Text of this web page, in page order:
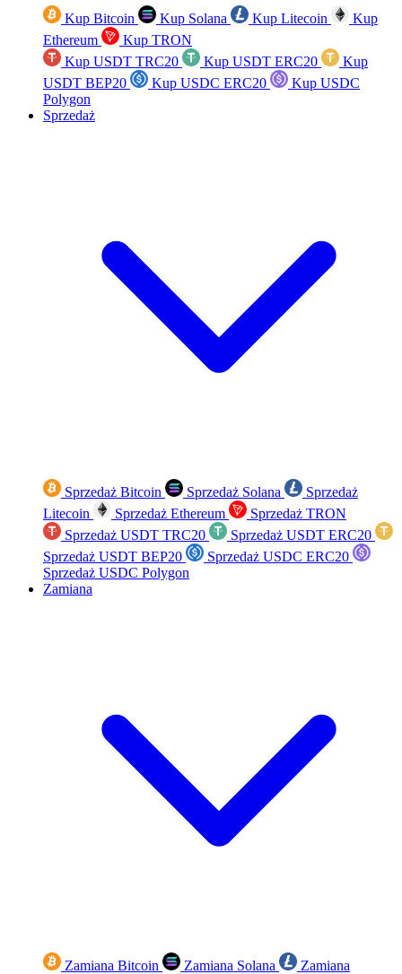
Kup Bitcoin Kup Solana Kup Litecoin
Kup
Ethereum
Kup TRON
Kup USDT TRC20
Kup USDT ERC20
Kup
USDT BEP20
Kup USDC ERC20
Kup USDC
Polygon
Sprzedaż
Sprzedaż Bitcoin Sprzedaż Solana
Sprzedaż
Litecoin
Sprzedaż Ethereum
Sprzedaż TRON
Sprzedaż USDT TRC20
Sprzedaż USDT ERC20
Sprzedaż USDT BEP20
Sprzedaż USDC ERC20
Sprzedaż USDC Polygon
Zamiana
Zamiana Bitcoin Zamiana Solana
Zamiana